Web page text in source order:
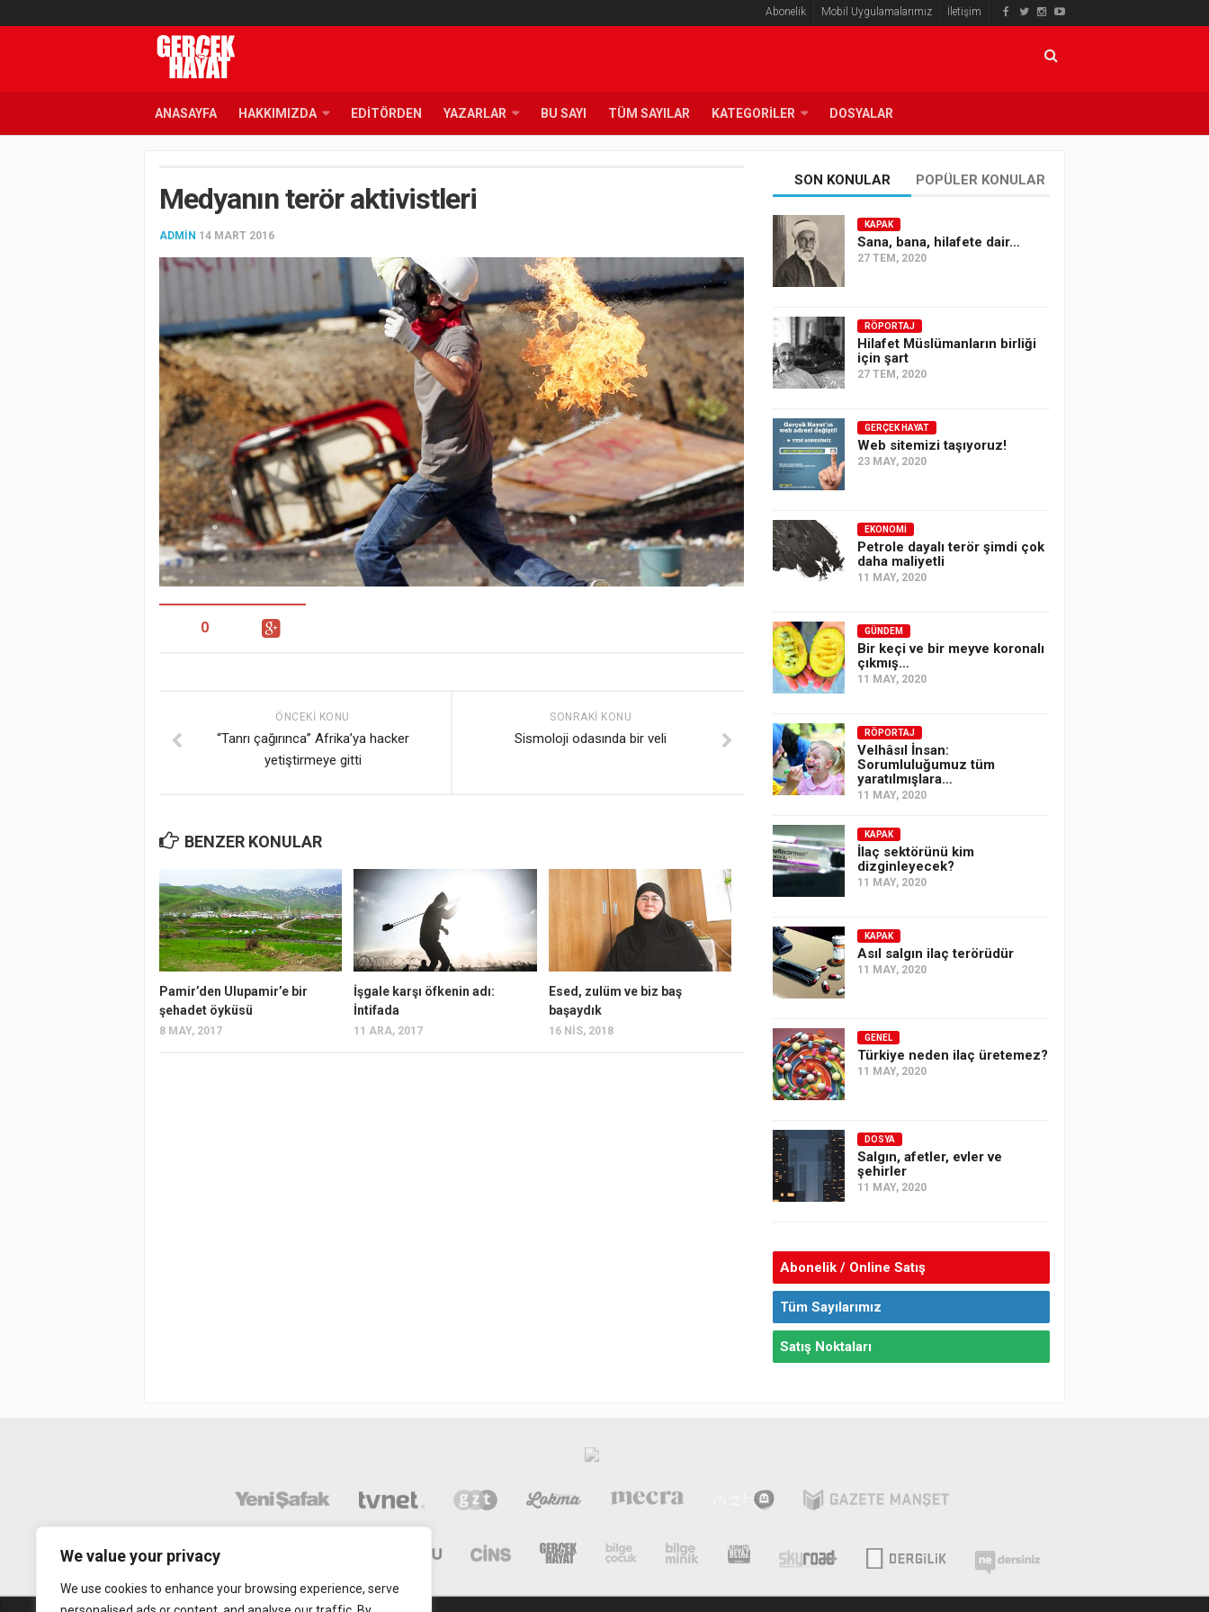
We value your privacy
We use cookies to enhance your browsing experience, serve
Abonelik Mobil Uygulamalarımız İletişim
ANASAYFA HAKKIMIZDA EDITÖRDEN YAZARLAR BU SAYI TÜM SAYILAR KATEGORILER DOSYALAR
Medyanın terör aktivistleri
ADMIN 14 MART 2016
0
SONRAKI KONU
Sismoloji odasında bir veli
ÖNCEKI KONU
“Tanrı çağırınca” Afrika’ya hacker
yetiştirmeye gitti
BENZER KONULAR
Pamir’den Ulupamir’e bir
şehadet öyküsü
8 MAY, 2017
İşgale karşı öfkenin adı:
İntifada
11 ARA, 2017
Esed, zulüm ve biz baş
başaydık
16 NIS, 2018
SON KONULAR POPÜLER KONULAR
KAPAK
Sana, bana, hilafete dair…
27 TEM, 2020
RÖPORTAJ
Hilafet Müslümanların birliği
için şart
27 TEM, 2020
GERÇEK HAYAT
Web sitemizi taşıyoruz!
23 MAY, 2020
EKONOMI
Petrole dayalı terör şimdi çok
daha maliyetli
11 MAY, 2020
GÜNDEM
Bir keçi ve bir meyve koronalı
çıkmış…
11 MAY, 2020
RÖPORTAJ
Velhâsıl İnsan:
Sorumluluğumuz tüm
yaratılmışlara…
11 MAY, 2020
KAPAK
İlaç sektörünü kim
dizginleyecek?
11 MAY, 2020
KAPAK
Asıl salgın ilaç terörüdür
11 MAY, 2020
GENEL
Türkiye neden ilaç üretemez?
11 MAY, 2020
DOSYA
Salgın, afetler, evler ve
şehirler
11 MAY, 2020
Abonelik / Online Satış
Tüm Sayılarımız
Satış Noktaları